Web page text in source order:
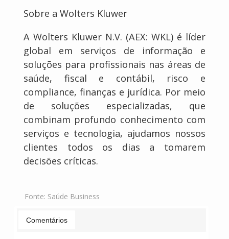
Sobre a Wolters Kluwer
A Wolters Kluwer N.V. (AEX: WKL) é líder
global em serviços de informação e
soluções para profissionais nas áreas de
saúde, fiscal e contábil, risco e
compliance, finanças e jurídica. Por meio
de soluções especializadas, que
combinam profundo conhecimento com
serviços e tecnologia, ajudamos nossos
clientes todos os dias a tomarem
decisões críticas.
Fonte: Saúde Business
Comentários